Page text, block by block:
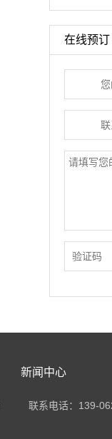
在线预订
新闻中心
联系电话： 139-